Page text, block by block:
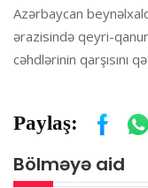
Azərbaycan
ərazisində qeyri-
cəhdlərinin qarşısını
Paylaş:
Bölməyə aid